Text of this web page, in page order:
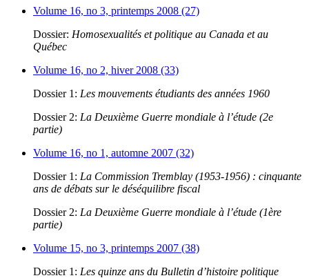
Volume 16, no 3, printemps 2008 (27)
Dossier: Homosexualités et politique au Canada et au
Québec
Volume 16, no 2, hiver 2008 (33)
Dossier 1: Les mouvements étudiants des années 1960
Dossier 2: La Deuxième Guerre mondiale à l’étude (2e
partie)
Volume 16, no 1, automne 2007 (32)
Dossier 1: La Commission Tremblay (1953-1956) : cinquante
ans de débats sur le déséquilibre fiscal
Dossier 2: La Deuxième Guerre mondiale à l’étude (1ère
partie)
Volume 15, no 3, printemps 2007 (38)
Dossier 1: Les quinze ans du Bulletin d’histoire politique